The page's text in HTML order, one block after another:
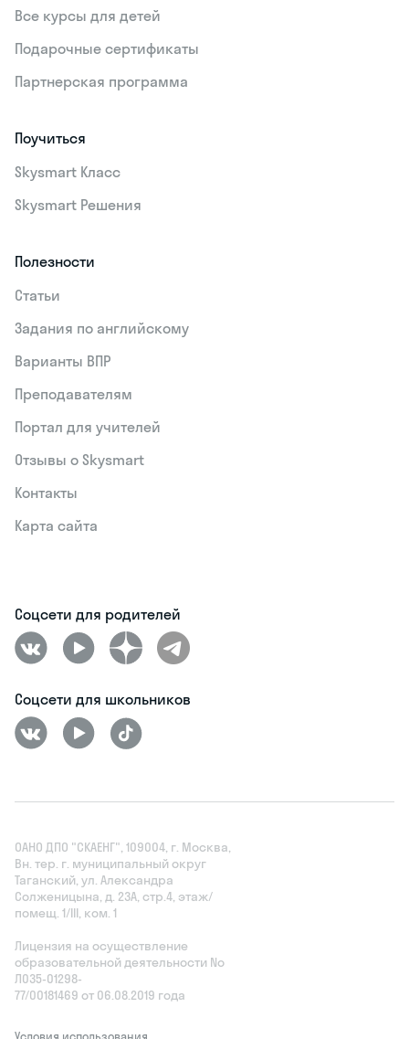
Все курсы для детей
Подарочные сертификаты
Партнерская программа
Поучиться
Skysmart Класс
Skysmart Решения
Полезности
Статьи
Задания по английскому
Варианты ВПР
Преподавателям
Портал для учителей
Отзывы о Skysmart
Контакты
Карта сайта
Соцсети для родителей
Соцсети для школьников
ОАНО ДПО "СКАЕНГ", 109004, г. Москва,
Вн. тер. г. муниципальный округ
Таганский, ул. Александра
Солженицына, д. 23А, стр.4, этаж/
помещ. 1/III, ком. 1
Лицензия на осуществление
образовательной деятельности No
Л035‑01298-
77/00181469 от 06.08.2019 года
Условия использования